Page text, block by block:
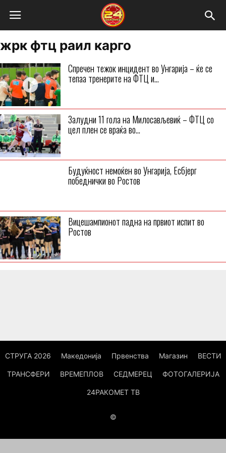
жрк фтц раил карго
Спречен тежок инцидент во Унгарија – ќе се
тепаа тренерите на ФТЦ и...
Залудни 11 гола на Милосављевиќ – ФТЦ со
цел плен се враќа во...
Будуќност немоќен во Унгарија, Есбјерг
победнички во Ростов
Вицешампионот падна на првиот испит во
Ростов
СТРУГА 2026 Македонија Првенства Магазин ВЕСТИ
ТРАНСФЕРИ ВРЕМЕПЛОВ СЕДМЕРЕЦ ФОТОГАЛЕРИЈА
24РАКОМЕТ ТВ
©